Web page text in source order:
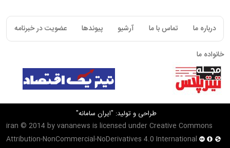
درباره ما تماس با ما آرشیو پیوندها عضویت در خبرنامه
خانواده ما
طراحی و تولید: "ایران سامانه"
iran © 2014 byvananews is licensed underCreative Commons
Attribution-NonCommercial-NoDerivatives 4.0 International